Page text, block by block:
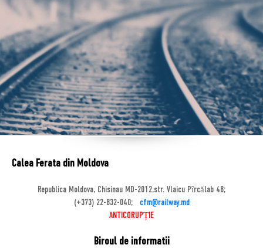
Calea Ferata din Moldova
Republica Moldova, Chisinau MD-2012,str. Vlaicu Pîrcălab 48;
(+373) 22-832-040;
cfm@railway.md
ANTICORUPȚIE
Biroul de informatii